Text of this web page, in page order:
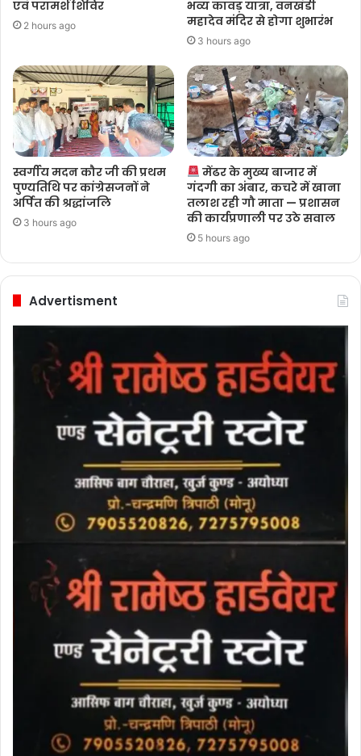
एवं परामर्श शिविर
2 hours ago
भव्य कावड़ यात्रा, वनखंडी
महादेव मंदिर से होगा शुभारंभ
3 hours ago
स्वर्गीय मदन कौर जी की प्रथम
पुण्यतिथि पर कांग्रेसजनों ने
अर्पित की श्रद्धांजलि
3 hours ago
मेंढर के मुख्य बाजार में
गंदगी का अंबार, कचरे में खाना
तलाश रही गौ माता — प्रशासन
की कार्यप्रणाली पर उठे सवाल
5 hours ago
Advertisment